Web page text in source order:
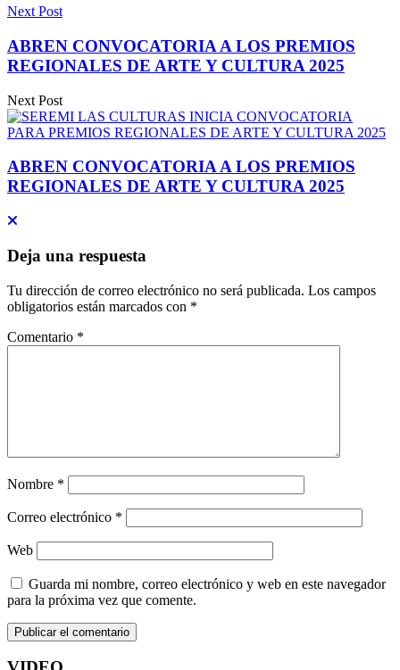
Next Post
ABREN CONVOCATORIA A LOS PREMIOS
REGIONALES DE ARTE Y CULTURA 2025
Next Post
ABREN CONVOCATORIA A LOS PREMIOS
REGIONALES DE ARTE Y CULTURA 2025
Deja una respuesta
Tu dirección de correo electrónico no será publicada. Los campos
obligatorios están marcados con *
Comentario *
Nombre *
Correo electrónico *
Web
Guarda mi nombre, correo electrónico y web en este navegador
para la próxima vez que comente.